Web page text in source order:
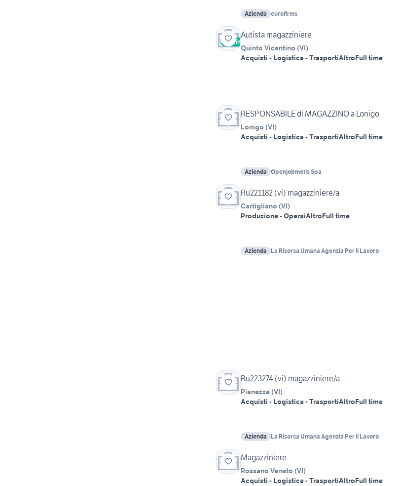
Azienda eurofirms
Vetrina
Autista magazziniere
Quinto Vicentino (VI)
Acquisti - Logistica - TrasportiAltroFull time
RESPONSABILE di MAGAZZINO a Lonigo
Lonigo (VI)
Acquisti - Logistica - TrasportiAltroFull time
Azienda Openjobmetis Spa
Ru221182 (vi) magazziniere/a
Cartigliano (VI)
Produzione - OperaiAltroFull time
Azienda La Risorsa Umana Agenzia Per il Lavoro
Ru223274 (vi) magazziniere/a
Pianezze (VI)
Acquisti - Logistica - TrasportiAltroFull time
Azienda La Risorsa Umana Agenzia Per il Lavoro
Magazziniere
Rossano Veneto (VI)
Acquisti - Logistica - TrasportiAltroFull time